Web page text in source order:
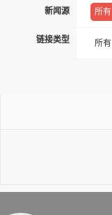
新闻源 所有
链接类型 所有